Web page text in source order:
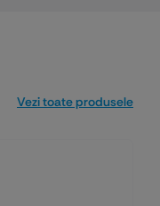
Vezi toate produsele